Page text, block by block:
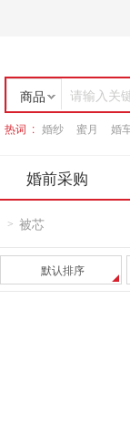
商品
店铺
请输入关
热词 : 婚纱 蜜月 婚
婚前采购
> 被芯
默认排序